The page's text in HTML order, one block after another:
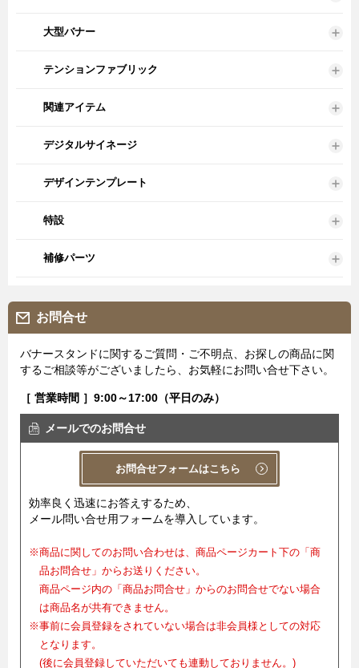
大型バナー
テンションファブリック
関連アイテム
デジタルサイネージ
デザインテンプレート
特設
補修パーツ
お問合せ
バナースタンドに関するご質問・ご不明点、お探しの商品に関
するご相談等がございましたら、お気軽にお問い合せ下さい。
［ 営業時間 ］9:00～17:00（平日のみ）
メールでのお問合せ
お問合せフォームはこちら
効率良く迅速にお答えするため、
メール問い合せ用フォームを導入しています。
※商品に関してのお問い合わせは、商品ページカート下の「商
品お問合せ」からお送りください。
商品ページ内の「商品お問合せ」からのお問合せでない場合
は商品名が共有できません。
※事前に会員登録をされていない場合は非会員様としての対応
となります。
(後に会員登録していただいても連動しておりません。)